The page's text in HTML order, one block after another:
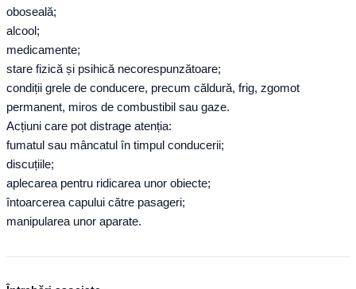
oboseală;
alcool;
medicamente;
stare fizică și psihică necorespunzătoare;
condiții grele de conducere, precum căldură, frig, zgomot
permanent, miros de combustibil sau gaze.
Acțiuni care pot distrage atenția:
fumatul sau mâncatul în timpul conducerii;
discuțiile;
aplecarea pentru ridicarea unor obiecte;
întoarcerea capului către pasageri;
manipularea unor aparate.